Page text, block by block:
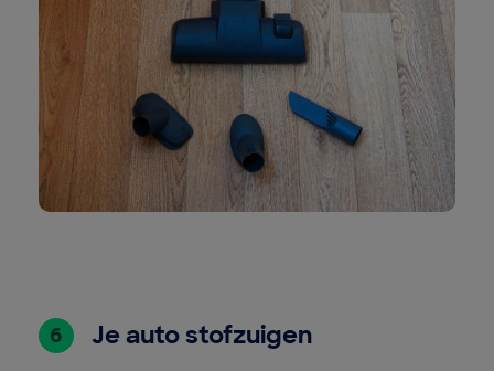
6 Je auto stofzuigen